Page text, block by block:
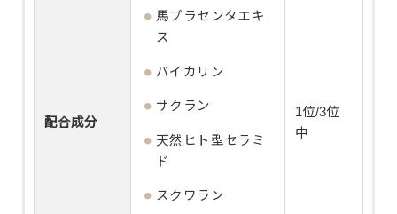
配合成分
馬プラセンタエキ
ス
バイカリン
サクラン
天然ヒト型セラミ
ド
スクワラン
1位/3位
中